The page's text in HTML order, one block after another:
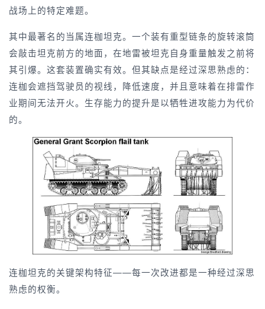
战场上的特定难题。
其中最著名的当属连枷坦克。一个装有重型链条的旋转滚筒
会敲击坦克前方的地面，在地雷被坦克自身重量触发之前将
其引爆。这套装置确实有效。但其缺点是经过深思熟虑的：
连枷会遮挡驾驶员的视线，降低速度，并且意味着在排雷作
业期间无法开火。生存能力的提升是以牺牲进攻能力为代价
的。
连枷坦克的关键架构特征——每一次改进都是一种经过深思
熟虑的权衡。